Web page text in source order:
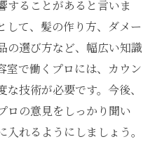
することがあると言いま
して、髪の作り方、ダメー
の選び方など、幅広い知識
室で働くプロには、カウン
技術が必要です。今後、
ロの意見をしっかり聞い
れるようにしましょう。